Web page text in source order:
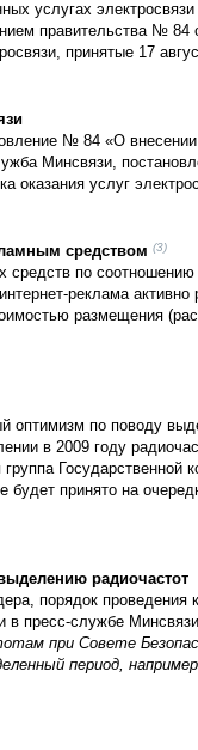
услугах
правительства № 84
принятые 17
№ 84 «О
Минсвязи,
оказания услуг
средством (3)
по соотношению
реклама активно
размещения
оптимизм по поводу
в 2009 году
Государственной
принято на
радиочастот
порядок проведения
в пресс-службе
при Совете
период,